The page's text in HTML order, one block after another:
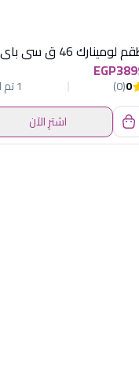
0
(0)
1 تم البيع
اشترِ الآن